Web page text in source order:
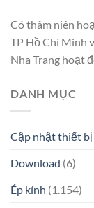
Có thâm niên
TP Hồ Chí Minh
Nha Trang hoạt
DANH MỤC
Cập nhật thiết bị
Download (6)
Ép kính (1.154)